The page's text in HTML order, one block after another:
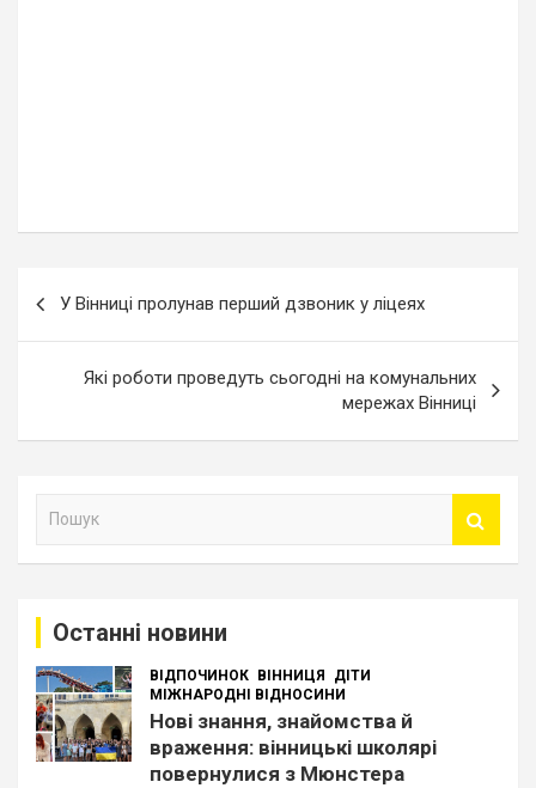
У Вінниці пролунав перший дзвоник у ліцеях
Які роботи проведуть сьогодні на комунальних
мережах Вінниці
Останні новини
ВІДПОЧИНОК ВІННИЦЯ
ДІТИ
МІЖНАРОДНІ ВІДНОСИНИ
Нові знання, знайомства й
враження: вінницькі школярі
повернулися з Мюнстера